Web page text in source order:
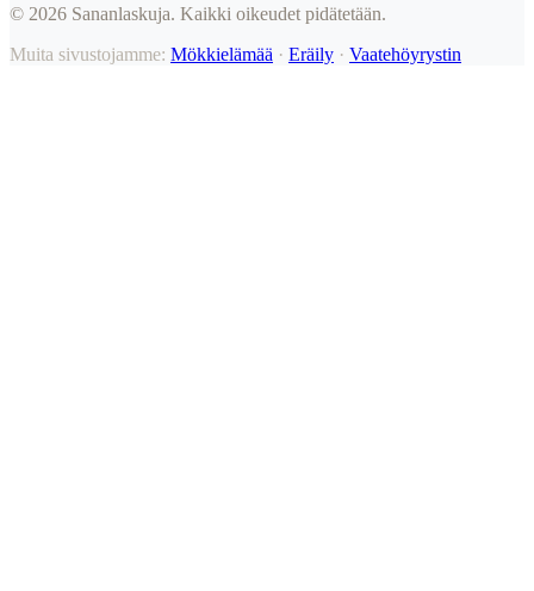
© 2026 Sananlaskuja. Kaikki oikeudet pidätetään.
Muita sivustojamme: Mökkielämää · Eräily · Vaatehöyrystin